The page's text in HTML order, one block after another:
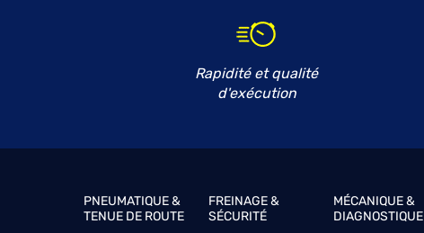
Fermé actuellement
km
Fermé aujourd'hui
Téléphone
Voir plus
Rapidité et qualité
d'exécution
PNEUMATIQUE &
TENUE DE ROUTE
FREINAGE &
SÉCURITÉ
MÉCANIQUE &
DIAGNOSTIQUE